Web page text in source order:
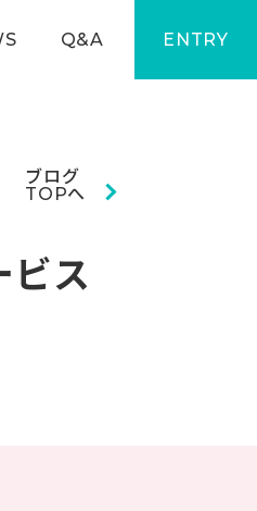
Q&A ENTRY
ブログ
TOPへ
ビス